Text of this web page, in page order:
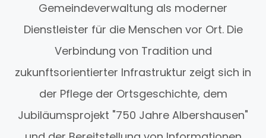
Gemeindeverwaltung als moderner
Dienstleister für die Menschen vor Ort. Die
Verbindung von Tradition und
zukunftsorientierter Infrastruktur zeigt sich in
der Pflege der Ortsgeschichte, dem
Jubiläumsprojekt "750 Jahre Albershausen"